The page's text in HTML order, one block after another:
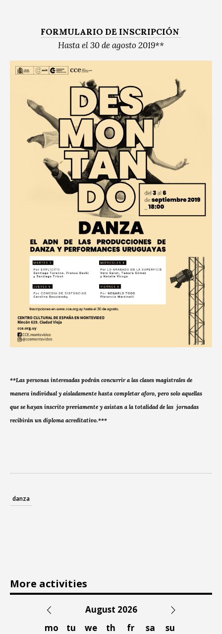
FORMULARIO DE INSCRIPCIÓN
Hasta el 30 de agosto 2019**
**Las personas interesadas podrán concurrir a las clases magistrales de
manera individual y aisladamente hasta completar aforo, pero solo aquellas
que se hayan inscrito previamente y asistan a la totalidad de las jornadas
recibirán un diploma acreditativo.***
danza
More activities
August 2026
mo
tu we th fr sa su